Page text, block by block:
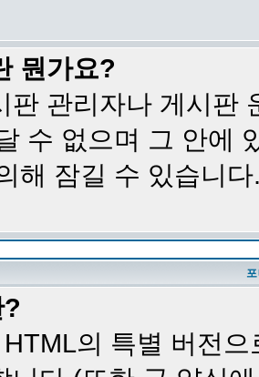
뭔가요?
판 관리자나 게시판
수 없으며 그 안에
해 잠길 수 있습니다
의 특별 버전